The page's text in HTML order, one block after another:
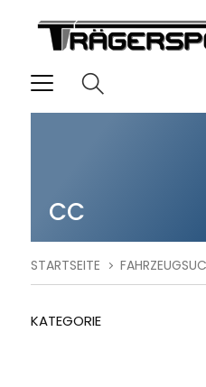
CC
STARTSEITE
KATEGORIE